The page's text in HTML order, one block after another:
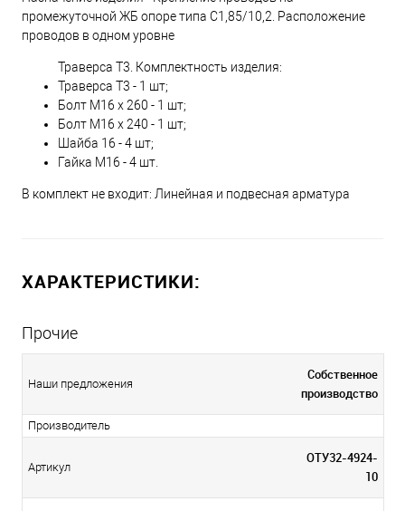
промежуточной ЖБ опоре типа С1,85/10,2. Расположение
проводов в одном уровне
Траверса Т3. Комплектность изделия:
Траверса Т3 - 1 шт;
Болт М16 х 260 - 1 шт;
Болт М16 х 240 - 1 шт;
Шайба 16 - 4 шт;
Гайка М16 - 4 шт.
В комплект не входит: Линейная и подвесная арматура
ХАРАКТЕРИСТИКИ:
Прочие
Наши предложения
Собственное
производство
Производитель
Артикул
ОТУ32-4924-
10